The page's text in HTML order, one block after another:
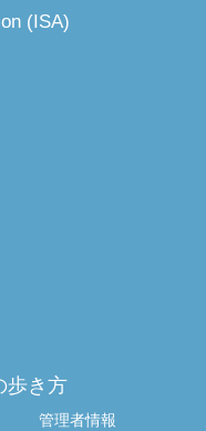
(ISA)
歩き方
管理者情報